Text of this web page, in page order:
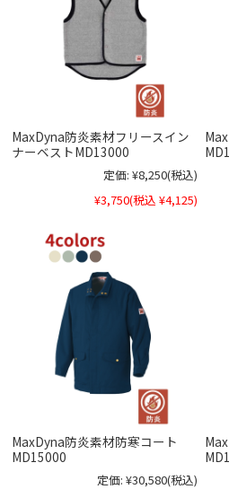
MaxDyna防炎素材フリースイン
ナーベストMD13000
定価: ¥8,250(税込)
¥3,750(税込 ¥4,125)
MaxDyna防炎素材防寒コート
MD15000
定価: ¥30,580(税込)